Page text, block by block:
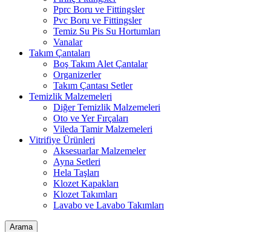
Pprc Boru ve Fittingsler
Pvc Boru ve Fittingsler
Temiz Su Pis Su Hortumları
Vanalar
Takım Çantaları
Boş Takım Alet Çantalar
Organizerler
Takım Çantası Setler
Temizlik Malzemeleri
Diğer Temizlik Malzemeleri
Oto ve Yer Fırçaları
Vileda Tamir Malzemeleri
Vitrifiye Ürünleri
Aksesuarlar Malzemeler
Ayna Setleri
Hela Taşları
Klozet Kapakları
Klozet Takımları
Lavabo ve Lavabo Takımları
Arama